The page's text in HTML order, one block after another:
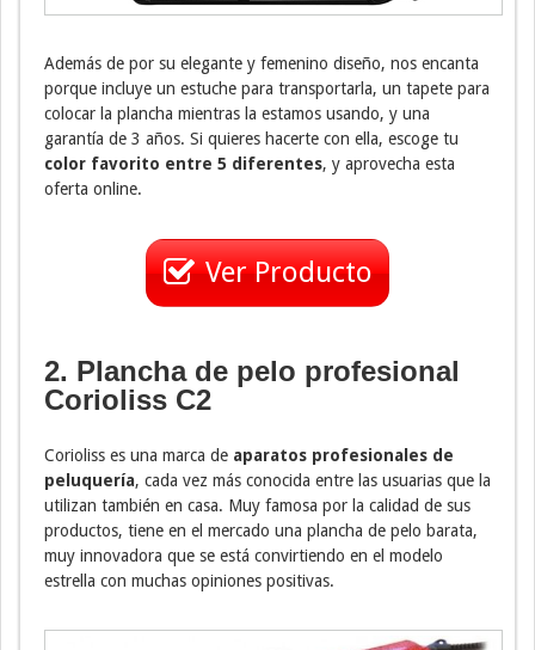
Además de por su elegante y femenino diseño, nos encanta
porque incluye un estuche para transportarla, un tapete para
colocar la plancha mientras la estamos usando, y una
garantía de 3 años. Si quieres hacerte con ella, escoge tu
color favorito entre 5 diferentes, y aprovecha esta
oferta online.
Ver Producto
2. Plancha de pelo profesional
Corioliss C2
Corioliss es una marca de aparatos profesionales de
peluquería, cada vez más conocida entre las usuarias que la
utilizan también en casa. Muy famosa por la calidad de sus
productos, tiene en el mercado una plancha de pelo barata,
muy innovadora que se está convirtiendo en el modelo
estrella con muchas opiniones positivas.